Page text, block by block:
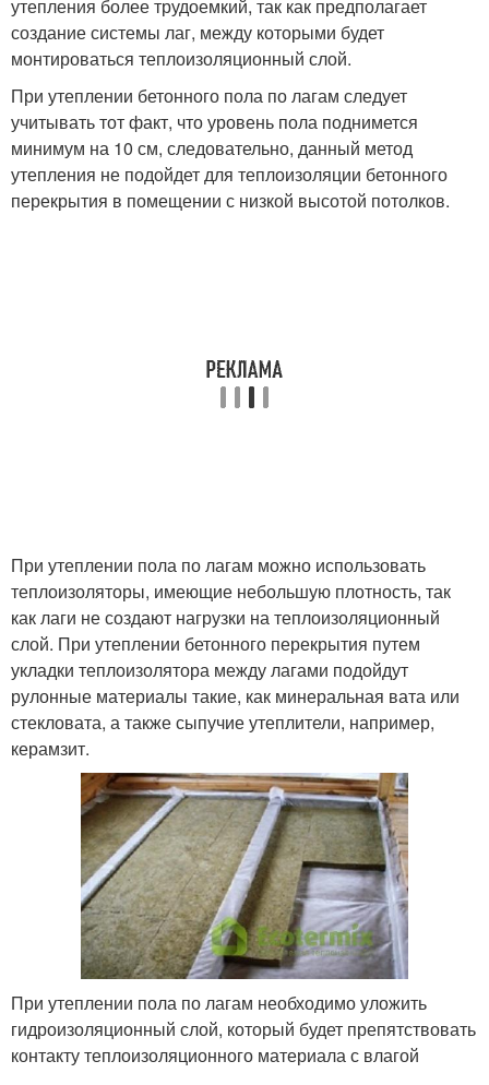
утепления более трудоемкий, так как предполагает
создание системы лаг, между которыми будет
монтироваться теплоизоляционный слой.
При утеплении бетонного пола по лагам следует
учитывать тот факт, что уровень пола поднимется
минимум на 10 см, следовательно, данный метод
утепления не подойдет для теплоизоляции бетонного
перекрытия в помещении с низкой высотой потолков.
При утеплении пола по лагам можно использовать
теплоизоляторы, имеющие небольшую плотность, так
как лаги не создают нагрузки на теплоизоляционный
слой. При утеплении бетонного перекрытия путем
укладки теплоизолятора между лагами подойдут
рулонные материалы такие, как минеральная вата или
стекловата, а также сыпучие утеплители, например,
керамзит.
При утеплении пола по лагам необходимо уложить
гидроизоляционный слой, который будет препятствовать
контакту теплоизоляционного материала с влагой